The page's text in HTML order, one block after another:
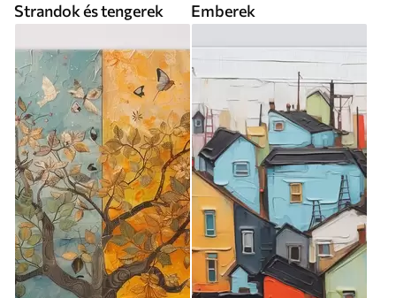
Strandok és tengerek Emberek